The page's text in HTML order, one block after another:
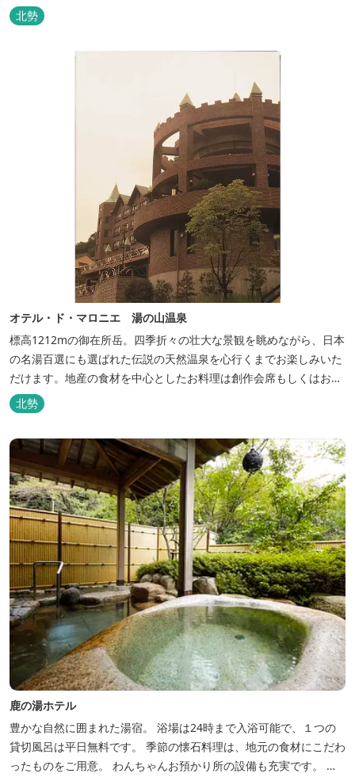
喫いただけます。
北勢
オテル・ド・マロニエ 湯の山温泉
標高1212mの御在所岳。四季折々の壮大な景観を眺めながら、日本
の名湯百選にも選ばれた伝説の天然温泉を心行くまでお楽しみいた
だけます。地産の食材を中心としたお料理は創作会席もしくはお箸
でもお楽しみいただける本格フレンチをお選びいただけ、会席・フ
レンチコースとも同じテーブルにてご賞味いただけます。また館内
していただける会員制リゾートホ...
北勢
鹿の湯ホテル
豊かな自然に囲まれた湯宿。 浴場は24時まで入浴可能で、１つの
貸切風呂は平日無料です。 季節の懐石料理は、地元の食材にこだわ
ったものをご用意。 わんちゃんお預かり所の設備も充実です。 女